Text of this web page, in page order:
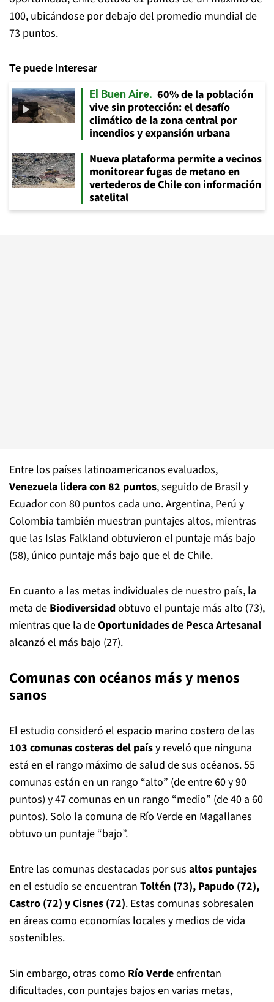
100, ubicándose por debajo del promedio mundial de
73 puntos.
Te puede interesar
El Buen Aire
60% de la población
vive sin protección: el desafío
climático de la zona central por
incendios y expansión urbana
Nueva plataforma permite a vecinos
monitorear fugas de metano en
vertederos de Chile con información
satelital
Entre los países latinoamericanos evaluados,
Venezuela lidera con 82 puntos, seguido de Brasil y
Ecuador con 80 puntos cada uno. Argentina, Perú y
Colombia también muestran puntajes altos, mientras
que las Islas Falkland obtuvieron el puntaje más bajo
(58), único puntaje más bajo que el de Chile.
En cuanto a las metas individuales de nuestro país, la
meta de Biodiversidadobtuvo el puntaje más alto (73),
mientras que la deOportunidades de Pesca Artesanal
alcanzó el más bajo (27).
Comunas con océanos más y menos
sanos
El estudio consideró el espacio marino costero de las
103 comunas costeras del paísy reveló que ninguna
está en el rango máximo de salud de sus océanos. 55
comunas están en un rango “alto” (de entre 60 y 90
puntos) y 47 comunas en un rango “medio” (de 40 a 60
puntos). Solo la comuna de Río Verde en Magallanes
obtuvo un puntaje “bajo”.
Entre las comunas destacadas por sus altos puntajes
en el estudio se encuentran Toltén (73), Papudo (72),
Castro (72) y Cisnes (72). Estas comunas sobresalen
en áreas como economías locales y medios de vida
sostenibles.
Sin embargo, otras como Río Verdeenfrentan
dificultades, con puntajes bajos en varias metas,